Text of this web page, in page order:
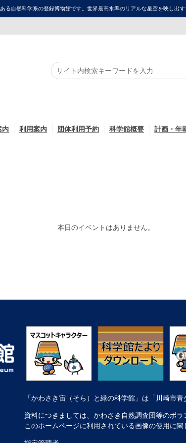
自然科学系の登録博物館です。世界最高水準のリアルな星空を映し出
内 利用案内 団体利用予約 科学館概要 計画・年
本日のイベントはありません。
「かわさき宙（そら）と緑の科学館」は「川崎市青
資料につきましては、かわさき自然調査団等のボラ
このホームページに利用されている画像の使用に関